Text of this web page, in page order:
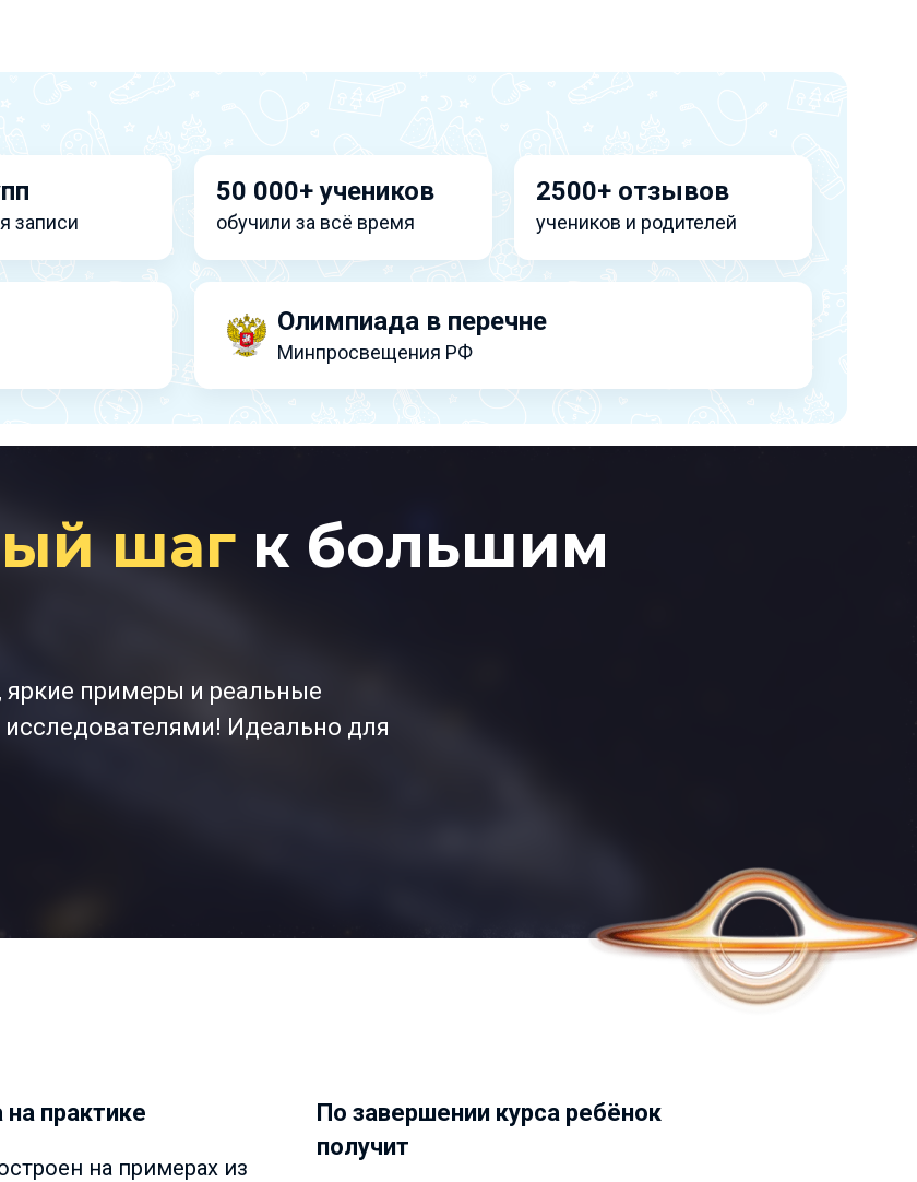
записи
50 000+ учеников
обучили за всё время
2500+ отзывов
учеников и родителей
Олимпиада в перечне
Минпросвещения РФ
шагк большим
примеры и реальные
Идеально для
практике
на примерах из
По завершении курса ребёнок
получит